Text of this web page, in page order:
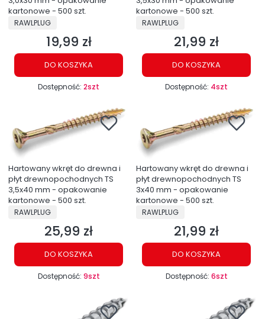
kartonowe - 500 szt.
PRODUCENT
RAWLPLUG
Cena
19,99 zł
DO KOSZYKA
Dostępność: 2szt
kartonowe - 500 szt.
PRODUCENT
RAWLPLUG
Cena
21,99 zł
DO KOSZYKA
Dostępność: 4szt
Hartowany wkręt do drewna i
płyt drewnopochodnych TS
3,5x40 mm - opakowanie
kartonowe - 500 szt.
PRODUCENT
RAWLPLUG
Cena
25,99 zł
DO KOSZYKA
Dostępność: 9szt
Hartowany wkręt do drewna i
płyt drewnopochodnych TS
3x40 mm - opakowanie
kartonowe - 500 szt.
PRODUCENT
RAWLPLUG
Cena
21,99 zł
DO KOSZYKA
Dostępność: 6szt